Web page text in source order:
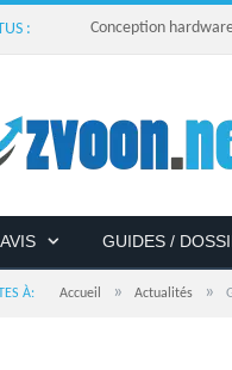
: Conception
GUIDES /
À: Accueil » Actualités »